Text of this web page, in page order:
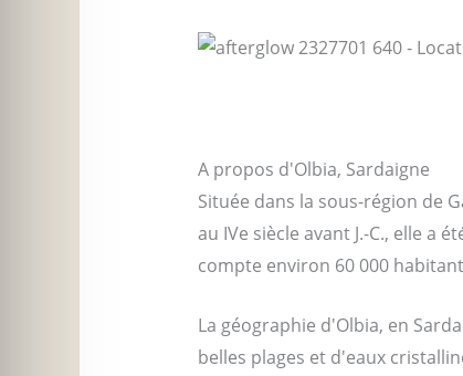
A propos d'Olbia, Sardaigne
Située dans la sous-région de
au IVe siècle avant J.-C., elle a
compte environ 60 000
La géographie d'Olbia, en
belles plages et d'eaux